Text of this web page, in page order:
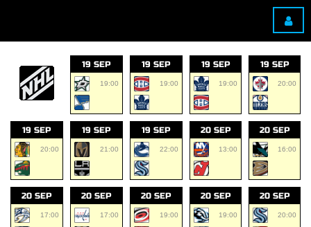
19 SEP
19:00
19 SEP
19:00
19 SEP
19:00
19 SEP
20:00
19 SEP
20:00
19 SEP
21:00
19 SEP
22:00
20 SEP
13:00
20 SEP
16:00
20 SEP
17:00
20 SEP
17:00
20 SEP
19:00
20 SEP
19:00
20 SEP
20:00